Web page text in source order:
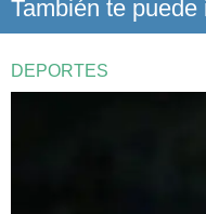
También te puede
DEPORTES